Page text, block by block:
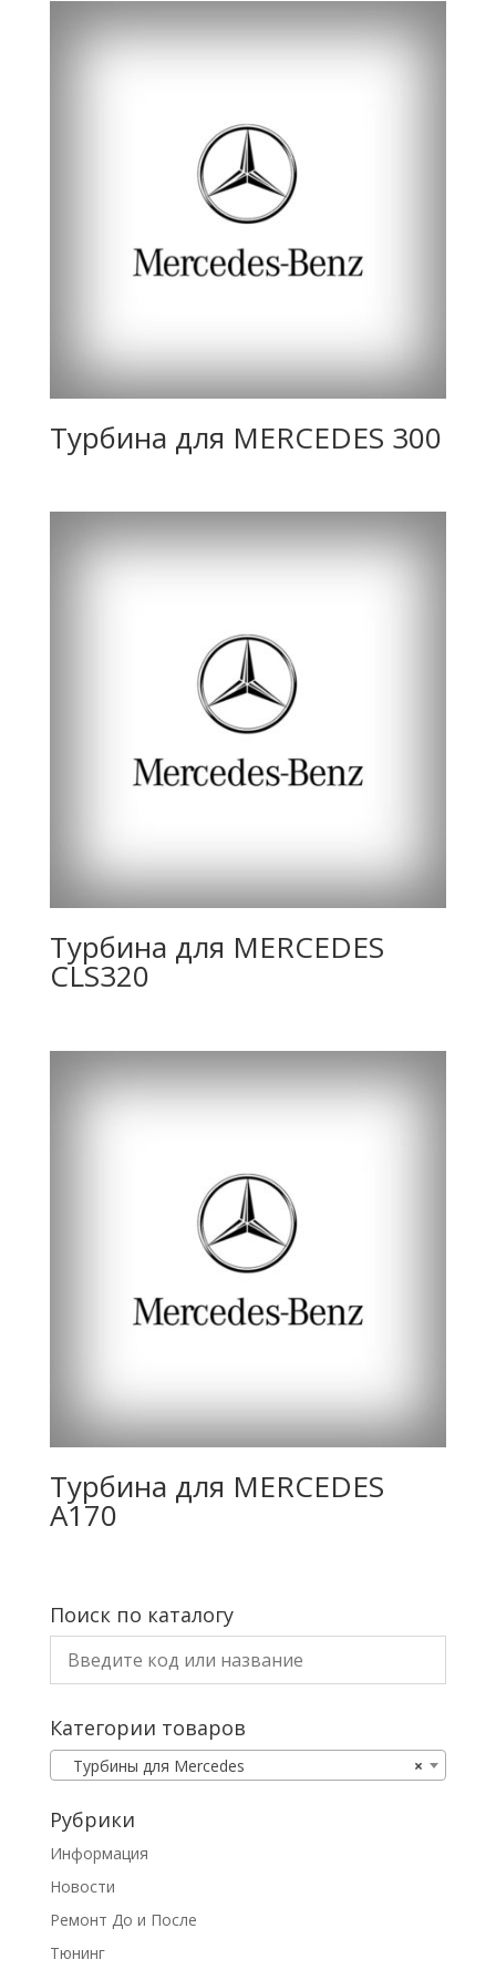
Турбина для MERCEDES 300
Турбина для MERCEDES
CLS320
Турбина для MERCEDES
A170
Поиск по каталогу
Категории товаров
×
Турбины для Mercedes
Рубрики
Информация
Новости
Ремонт До и После
Тюнинг